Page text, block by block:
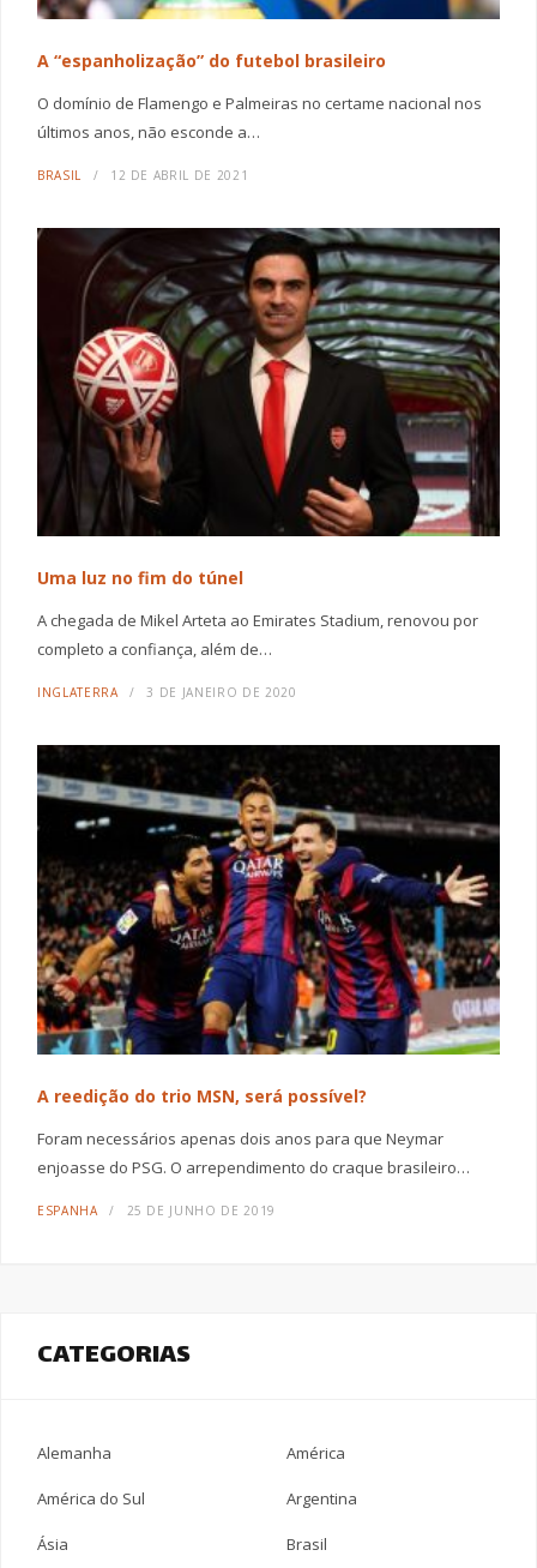
A “espanholização” do futebol brasileiro
O domínio de Flamengo e Palmeiras no certame nacional nos
últimos anos, não esconde a…
BRASIL 12 DE ABRIL DE 2021
Uma luz no fim do túnel
A chegada de Mikel Arteta ao Emirates Stadium, renovou por
completo a confiança, além de…
INGLATERRA 3 DE JANEIRO DE 2020
A reedição do trio MSN, será possível?
Foram necessários apenas dois anos para que Neymar
enjoasse do PSG. O arrependimento do craque brasileiro…
ESPANHA 25 DE JUNHO DE 2019
CATEGORIAS
Alemanha América
América do Sul Argentina
Ásia Brasil